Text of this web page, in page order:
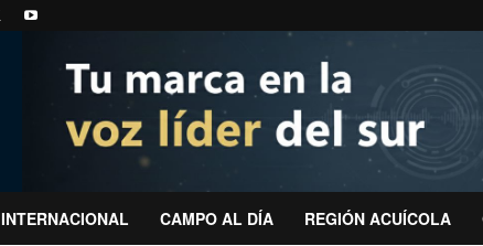
INTERNACIONAL CAMPO AL DÍA REGIÓN ACUÍCOLA